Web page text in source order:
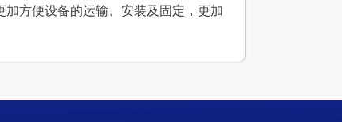
方便设备的运输、安装及固定，更加
设计产能